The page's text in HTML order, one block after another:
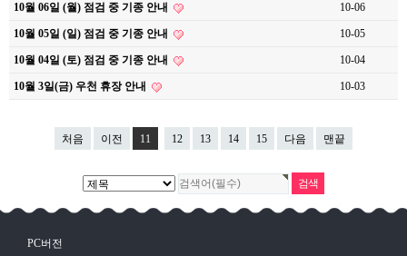
10월 06일 (월) 점검 중 기종 안내 10-06
10월 05일 (일) 점검 중 기종 안내 10-05
10월 04일 (토) 점검 중 기종 안내 10-04
10월 3일(금) 우천 휴장 안내 10-03
처음 이전 11 12 13 14 15 다음 맨끝
PC버전